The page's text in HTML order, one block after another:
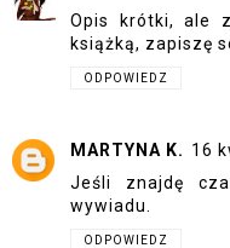
Opis krótki, ale
książką, zapiszę
ODPOWIEDZ
MARTYNA K. 16
Jeśli znajdę
wywiadu.
ODPOWIEDZ